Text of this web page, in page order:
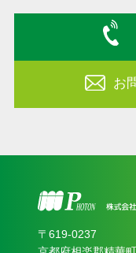
お
〒619‐0237